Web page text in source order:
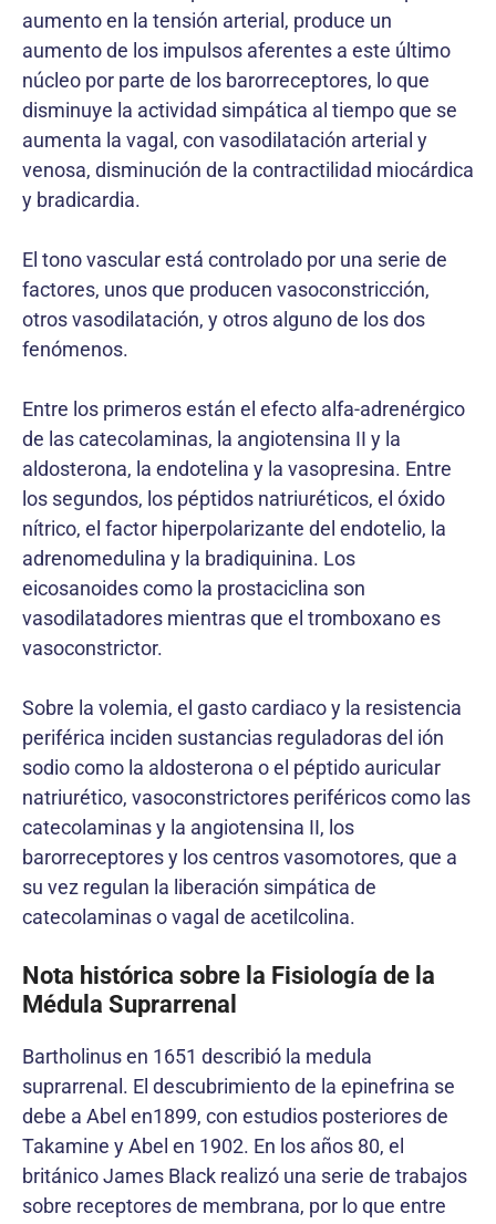
aumento en la tensión arterial, produce un
aumento de los impulsos aferentes a este último
núcleo por parte de los barorreceptores, lo que
disminuye la actividad simpática al tiempo que se
aumenta la vagal, con vasodilatación arterial y
venosa, disminución de la contractilidad miocárdica
y bradicardia.
El tono vascular está controlado por una serie de
factores, unos que producen vasoconstricción,
otros vasodilatación, y otros alguno de los dos
fenómenos.
Entre los primeros están el efecto alfa-adrenérgico
de las catecolaminas, la angiotensina II y la
aldosterona, la endotelina y la vasopresina. Entre
los segundos, los péptidos natriuréticos, el óxido
nítrico, el factor hiperpolarizante del endotelio, la
adrenomedulina y la bradiquinina. Los
eicosanoides como la prostaciclina son
vasodilatadores mientras que el tromboxano es
vasoconstrictor.
Sobre la volemia, el gasto cardiaco y la resistencia
periférica inciden sustancias reguladoras del ión
sodio como la aldosterona o el péptido auricular
natriurético, vasoconstrictores periféricos como las
catecolaminas y la angiotensina II, los
barorreceptores y los centros vasomotores, que a
su vez regulan la liberación simpática de
catecolaminas o vagal de acetilcolina.
Nota histórica sobre la Fisiología de la
Médula Suprarrenal
Bartholinus en 1651 describió la medula
suprarrenal. El descubrimiento de la epinefrina se
debe a Abel en1899, con estudios posteriores de
Takamine y Abel en 1902. En los años 80, el
británico James Black realizó una serie de trabajos
sobre receptores de membrana, por lo que entre